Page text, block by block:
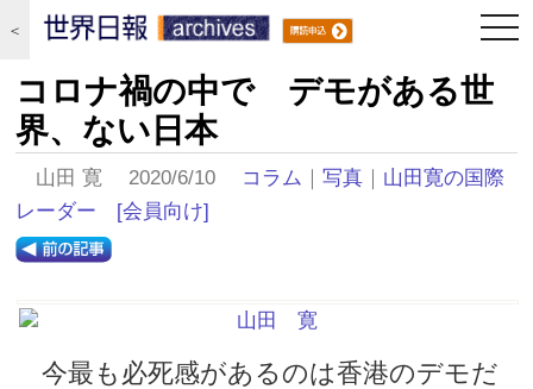
＜
コロナ禍の中で デモがある世
界、ない日本
山田 寛 2020/6/10 コラム ｜写真 ｜ 山田寛の国際
レーダー
[会員向け]
今最も必死感があるのは香港のデモだ